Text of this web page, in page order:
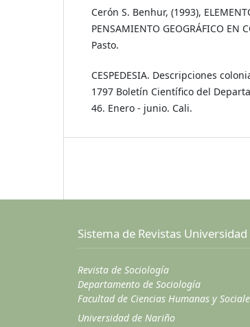
Cerón S. Benhur, (1993),
PENSAMIENTO GEOGRÁFICO
Pasto.
CESPEDESIA. Descripciones
1797 Boletín Científico del
46. Enero - junio. Cali.
Sistema de Revistas
Revista de Sociología
Departamento de Sociología
Facultad de Ciencias Humanas y
Universidad de Nariño